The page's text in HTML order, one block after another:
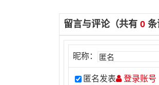
留言与评论（共有 0条
昵称：
匿名发表 登录账号